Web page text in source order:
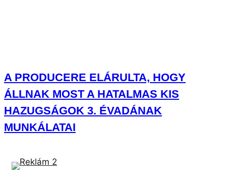
A PRODUCERE ELÁRULTA, HOGY
ÁLLNAK MOST A HATALMAS KIS
HAZUGSÁGOK 3. ÉVADÁNAK
MUNKÁLATAI